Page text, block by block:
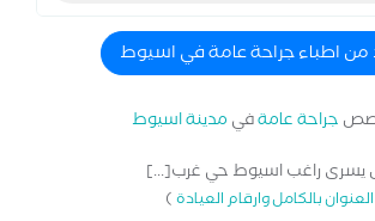
من اطباء جراحة عامة في اسيوط
جراحة عامةفي مدينة اسيوط
راغب اسيوط حي غرب[...]
بالكامل وارقام العيادة)